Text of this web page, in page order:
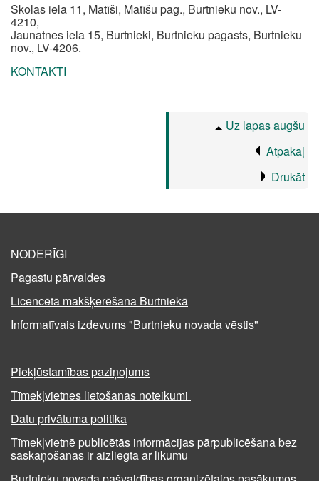
Skolas iela 11, Matīši, Matīšu pag., Burtnieku nov., LV-
4210,
Jaunatnes iela 15, Burtnieki, Burtnieku pagasts, Burtnieku
nov., LV-4206.
KONTAKTI
Uz lapas augšu
Atpakaļ
Drukāt
NODERĪGI
Pagastu pārvaldes
Licencētā makšķerēšana Burtniekā
Informatīvais izdevums "Burtnieku novada vēstis"
Piekļūstamības paziņojums
Tīmekļvietnes lietošanas noteikumi
Datu privātuma politika
Tīmekļvietnē publicētās informācijas pārpublicēšana bez
saskaņošanas ir aizliegta ar likumu